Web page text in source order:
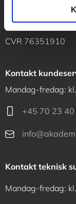
Vognmagergade
1120 København K
CVR 76351910
Kontakt
Mandag-fredag:
+45 70 23 40
Kontakt teknisk
Mandag-fredag: